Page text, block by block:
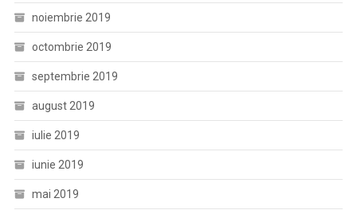
noiembrie 2019
octombrie 2019
septembrie 2019
august 2019
iulie 2019
iunie 2019
mai 2019